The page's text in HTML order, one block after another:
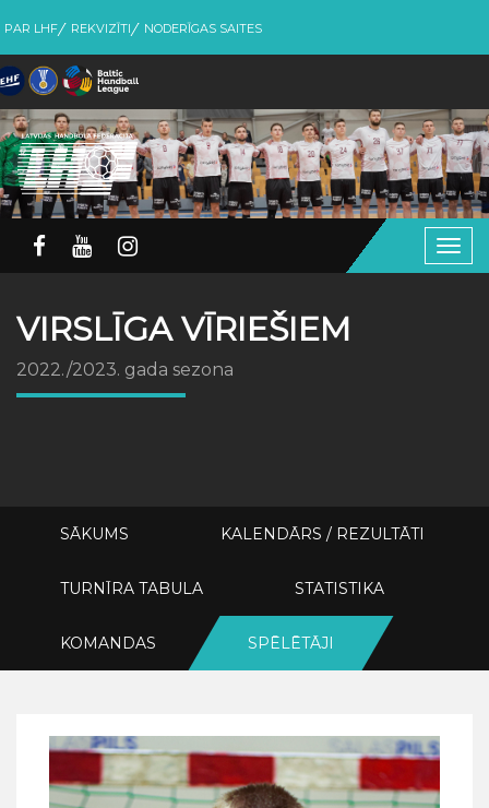
PAR LHF REKVIZĪTI NODERĪGAS SAITES
VIRSLĪGA VĪRIEŠIEM
2022./2023. gada sezona
SĀKUMS KALENDĀRS / REZULTĀTI
TURNĪRA TABULA STATISTIKA
KOMANDAS SPĒLĒTĀJI